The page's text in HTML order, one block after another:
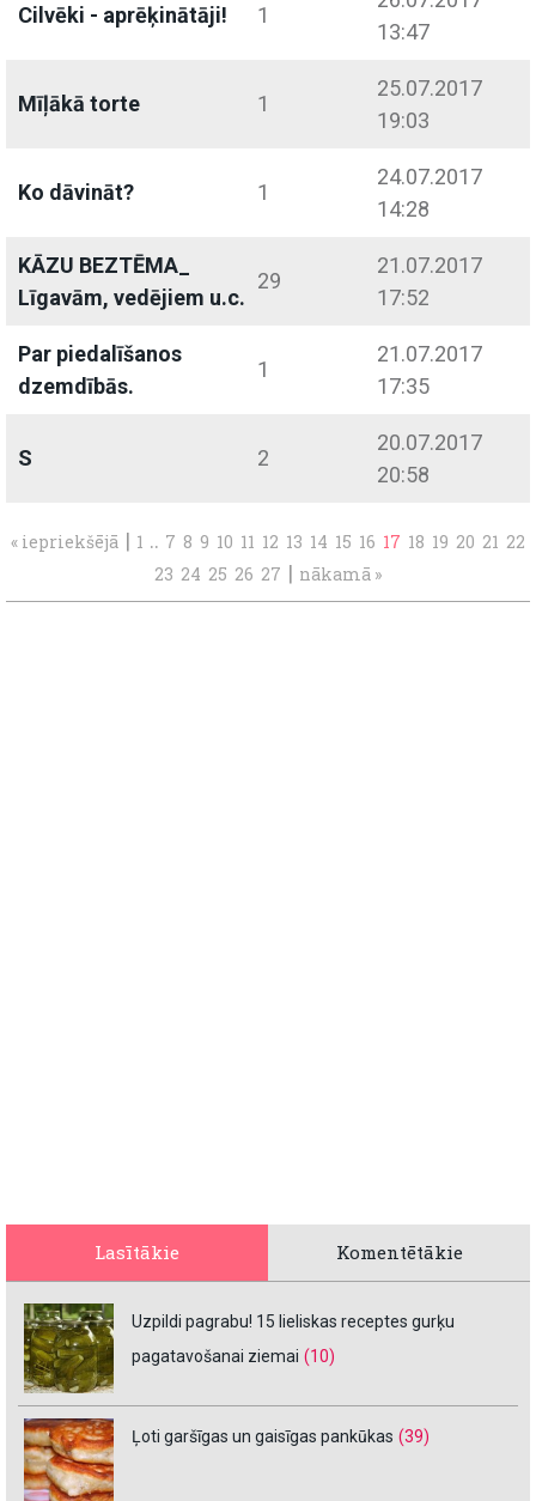
Cilvēki - aprēķinātāji! 1
13:47
Mīļākā torte 1
25.07.2017
19:03
Ko dāvināt? 1
24.07.2017
14:28
KĀZU BEZTĒMA_
Līgavām, vedējiem u.c.
29
21.07.2017
17:52
Par piedalīšanos
dzemdībās.
1
21.07.2017
17:35
S 2
20.07.2017
20:58
« iepriekšējā | 1 .. 7 8 9 10 11 12 13 14 15 16 17 18 19 20 21 22
23 24 25 26 27 | nākamā »
Lasītākie Komentētākie
Uzpildi pagrabu! 15 lieliskas receptes gurķu
pagatavošanai ziemai (10)
Ļoti garšīgas un gaisīgas pankūkas (39)